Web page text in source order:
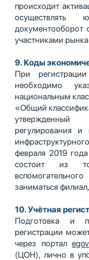
происходит
осуществлять
документооборот
участниками
9. Коды
При
необходимо
национальным
«Общий
утвержденный
регулирования и
февраля 2019
состоит из
заниматься
10. Учётная
Подготовка и
регистрации
через портал
(ЦОН), лично в